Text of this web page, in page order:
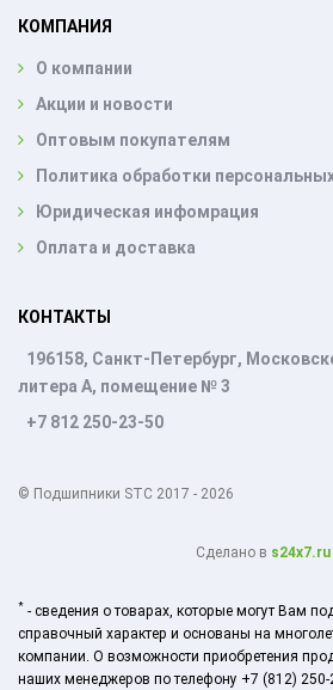
КОМПАНИЯ
О компании
Акции и новости
Оптовым покупателям
Политика обработки
Юридическая инфомрация
Оплата и доставка
КОНТАКТЫ
196158, Санкт-Петербург,
литера А, помещение № 3
+7 812 250-23-50
© Подшипники STC 2017 - 2026
Cделано в s24x7.ru
* - сведения о товарах, которые могут Вам
справочный характер и основаны на
компании. О возможности приобретения
наших менеджеров по телефону +7 (812) 250-